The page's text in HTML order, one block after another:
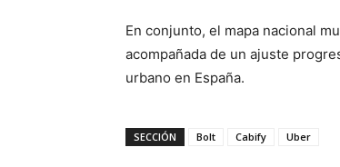
En conjunto, el mapa nacional
acompañada de un ajuste
urbano en España.
SECCIÓN Bolt Cabify Uber